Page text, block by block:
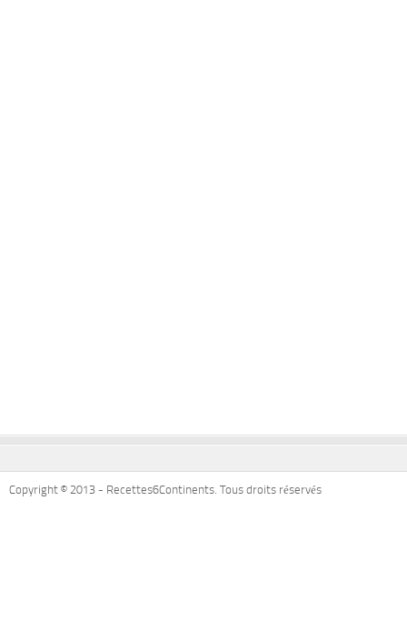
Copyright © 2013 - Recettes6Continents. Tous droits réservés